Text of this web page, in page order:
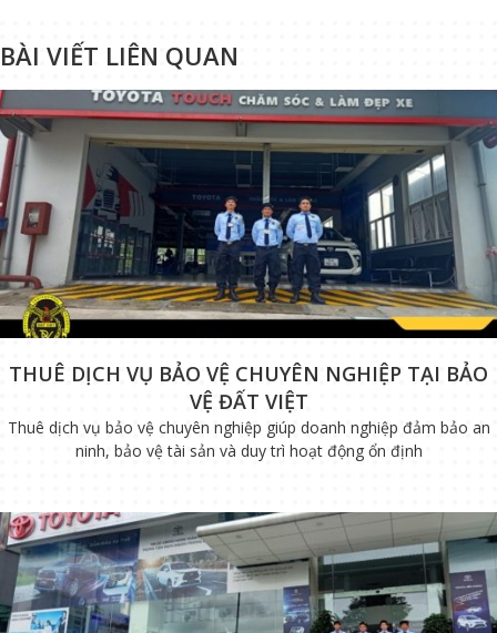
BÀI VIẾT LIÊN QUAN
THUÊ DỊCH VỤ BẢO VỆ CHUYÊN NGHIỆP TẠI BẢO
VỆ ĐẤT VIỆT
Thuê dịch vụ bảo vệ chuyên nghiệp giúp doanh nghiệp đảm bảo an
ninh, bảo vệ tài sản và duy trì hoạt động ổn định